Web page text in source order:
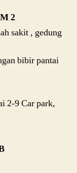
2
sakit , gedung
bibir pantai
2-9 Car park,